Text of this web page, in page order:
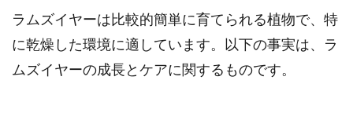
ラムズイヤーは比較的簡単に育てられる植物で、特
に乾燥した環境に適しています。以下の事実は、ラ
ムズイヤーの成長とケアに関するものです。